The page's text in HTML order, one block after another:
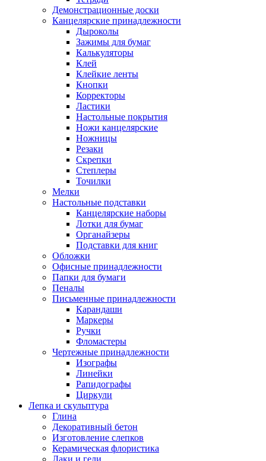
Демонстрационные доски
Канцелярские принадлежности
Дыроколы
Зажимы для бумаг
Калькуляторы
Клей
Клейкие ленты
Кнопки
Корректоры
Ластики
Настольные покрытия
Ножи канцелярские
Ножницы
Резаки
Скрепки
Степлеры
Точилки
Мелки
Настольные подставки
Канцелярские наборы
Лотки для бумаг
Органайзеры
Подставки для книг
Обложки
Офисные принадлежности
Папки для бумаги
Пеналы
Письменные принадлежности
Карандаши
Маркеры
Ручки
Фломастеры
Чертежные принадлежности
Изографы
Линейки
Рапидографы
Циркули
Лепка и скульптура
Глина
Декоративный бетон
Изготовление слепков
Керамическая флористика
Лаки и гели